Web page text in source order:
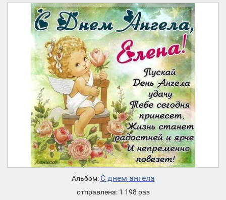
Альбом: С днем ангела
отправлена: 1 198 раз